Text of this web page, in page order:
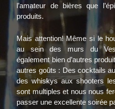
l’amateur de bières que
produits.
Mais attention! Même si le
au sein des murs du
également bien d’autres
autres goûts : Des cocktails
des whiskys aux shooters
sont multiples et nous nous
passer une excellente soirée